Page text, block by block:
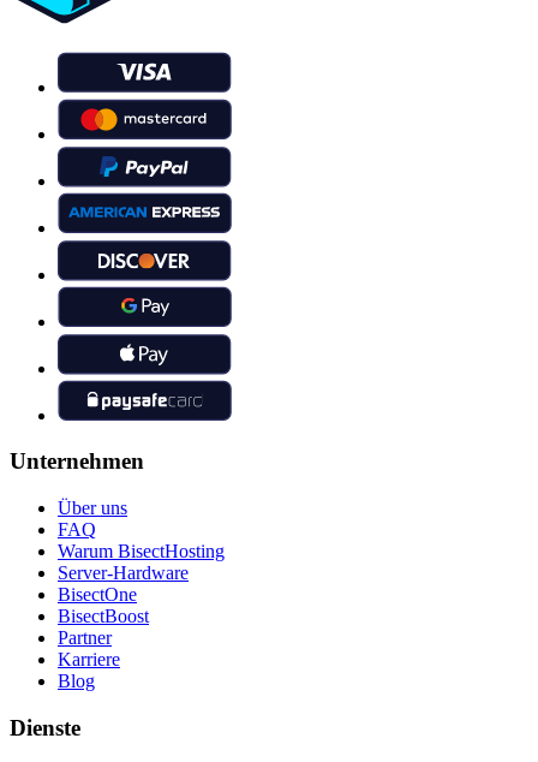
Unternehmen
Über uns
FAQ
Warum BisectHosting
Server-Hardware
BisectOne
BisectBoost
Partner
Karriere
Blog
Dienste